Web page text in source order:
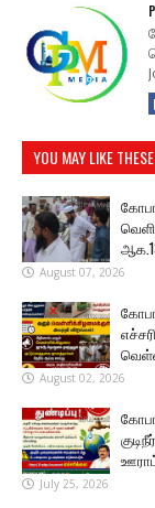
YOU MAY LIKE
August 07, 2026
August 02, 2026
July 25, 2026